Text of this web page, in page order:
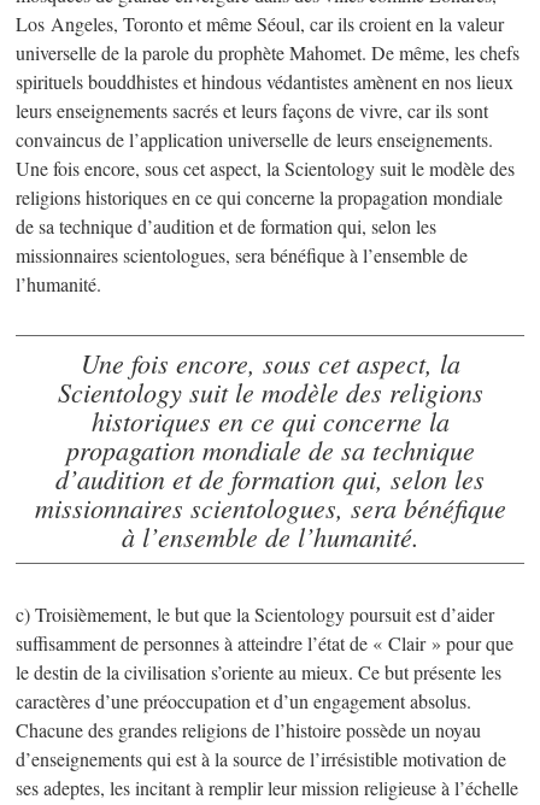
Los Angeles, Toronto et même Séoul, car ils croient en la valeur
universelle de la parole du prophète Mahomet. De même, les chefs
spirituels bouddhistes et hindous védantistes amènent en nos lieux
leurs enseignements sacrés et leurs façons de vivre, car ils sont
convaincus de l’application universelle de leurs enseignements.
Une fois encore, sous cet aspect, la Scientology suit le modèle des
religions historiques en ce qui concerne la propagation mondiale
de sa technique d’audition et de formation qui, selon les
missionnaires scientologues, sera bénéfique à l’ensemble de
l’humanité.
Une fois encore, sous cet aspect, la
Scientology suit le modèle des religions
historiques en ce qui concerne la
propagation mondiale de sa technique
d’audition et de formation qui, selon les
missionnaires scientologues, sera bénéfique
à l’ensemble de l’humanité.
c) Troisièmement, le but que la Scientology poursuit est d’aider
suffisamment de personnes à atteindre l’état de « Clair » pour que
le destin de la civilisation s’oriente au mieux. Ce but présente les
caractères d’une préoccupation et d’un engagement absolus.
Chacune des grandes religions de l’histoire possède un noyau
d’enseignements qui est à la source de l’irrésistible motivation de
ses adeptes, les incitant à remplir leur mission religieuse à l’échelle